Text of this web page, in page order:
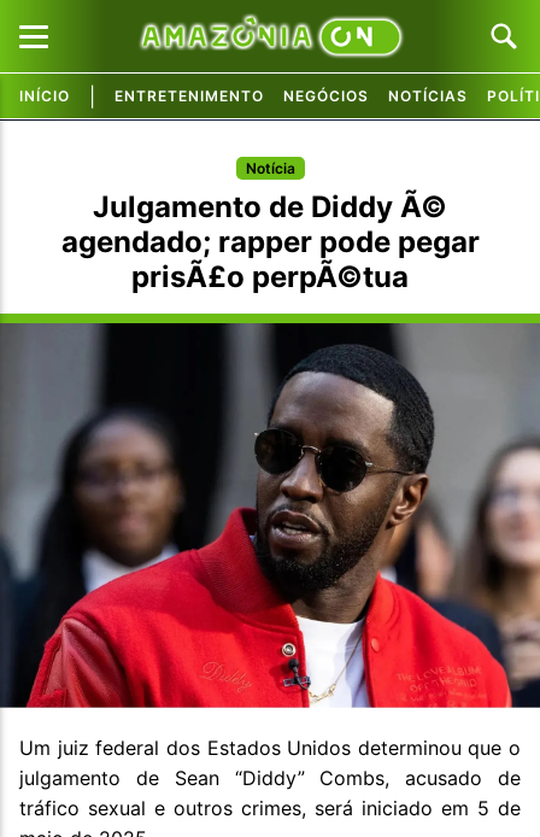
INÍCIO ENTRETENIMENTO NEGÓCIOS NOTÍCIAS
Notícia
Julgamento de Diddy Ã©
agendado; rapper pode pegar
prisÃ£o perpÃ©tua
Um juiz federal dos Estados Unidos determinou que o
julgamento de Sean “Diddy” Combs, acusado de
tráfico sexual e outros crimes, será iniciado em 5 de